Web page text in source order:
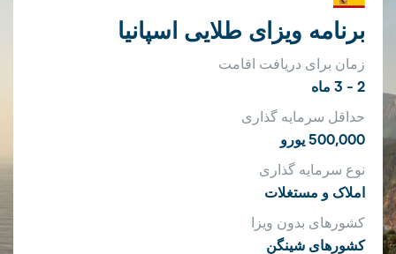
برنامه ویزای طلایی اسپانیا
زمان برای دریافت اقامت
2 - 3 ماه
حداقل سرمایه گذاری
500,000 یورو
نوع سرمایه گذاری
املاک و مستغلات
کشورهای بدون ویزا
کشورهای شینگن